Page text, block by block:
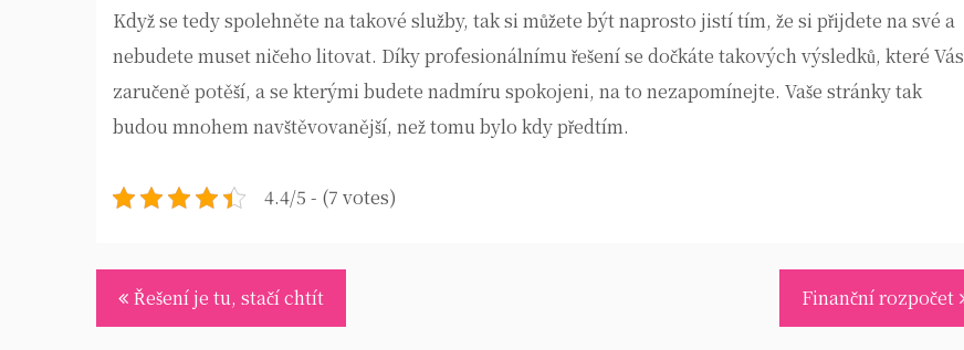
Když se tedy spolehněte na takové služby, tak si můžete být naprosto jistí tím, že si přijdete na své a
nebudete muset ničeho litovat. Díky profesionálnímu řešení se dočkáte takových výsledků, které Vás
zaručeně potěší, a se kterými budete nadmíru spokojeni, na to nezapomínejte. Vaše stránky tak
budou mnohem navštěvovanější, než tomu bylo kdy předtím.
4.4/5 - (7 votes)
Navigace
pro
Řešení je tu, stačí chtít Finanční rozpočet